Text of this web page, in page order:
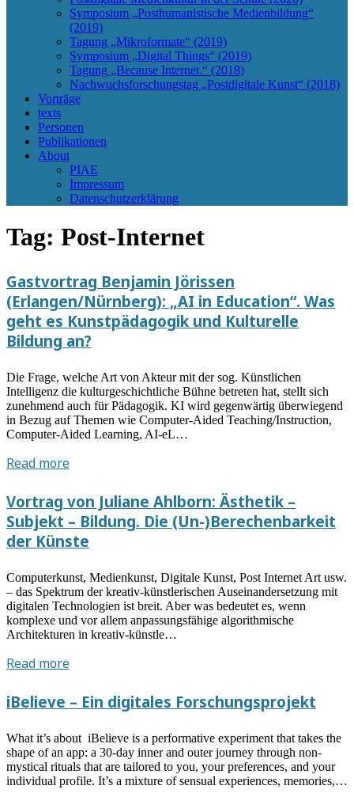
Symposium „Posthumanistische Medienbildung“
(2019)
Tagung „Mikroformate“ (2019)
Symposium „Digital Things“ (2019)
Tagung „Because Internet.“ (2018)
Nachwuchsforschungstag „Postdigitale Kunst“ (2018)
Vorträge
texts
Personen
Publikationen
About
PIAE
Impressum
Datenschutzerklärung
Tag: Post-Internet
Gastvortrag Benjamin Jörissen
(Erlangen/Nürnberg): „AI in Education“. Was
geht es Kunstpädagogik und Kulturelle
Bildung an?
Die Frage, welche Art von Akteur mit der sog. Künstlichen
Intelligenz die kulturgeschichtliche Bühne betreten hat, stellt sich
zunehmend auch für Pädagogik. KI wird gegenwärtig überwiegend
in Bezug auf Themen wie Computer-Aided Teaching/Instruction,
Computer-Aided Learning, AI-eL…
Read moreGastvortrag
Jörissen
(Erlangen/Nürnberg):
„AI
in
Was
geht
es
Kunstpädagogik
Kulturelle
an?
Vortrag von Juliane Ahlborn: Ästhetik –
Subjekt – Bildung. Die (Un-)Berechenbarkeit
der Künste
Computerkunst, Medienkunst, Digitale Kunst, Post Internet Art usw.
– das Spektrum der kreativ-künstlerischen Auseinandersetzung mit
digitalen Technologien ist breit. Aber was bedeutet es, wenn
komplexe und vor allem anpassungsfähige algorithmische
Architekturen in kreativ-künstle…
Read moreVortrag
Juliane
Ahlborn:
Ästhetik
–
Subjekt
–
iBelieve – Ein digitales Forschungsprojekt
What it’s about iBelieve is a performative experiment that takes the
shape of an app: a 30-day inner and outer journey through non-
mystical rituals that are tailored to you, your preferences, and your
individual profile. It’s a mixture of sensual experiences, memories,…